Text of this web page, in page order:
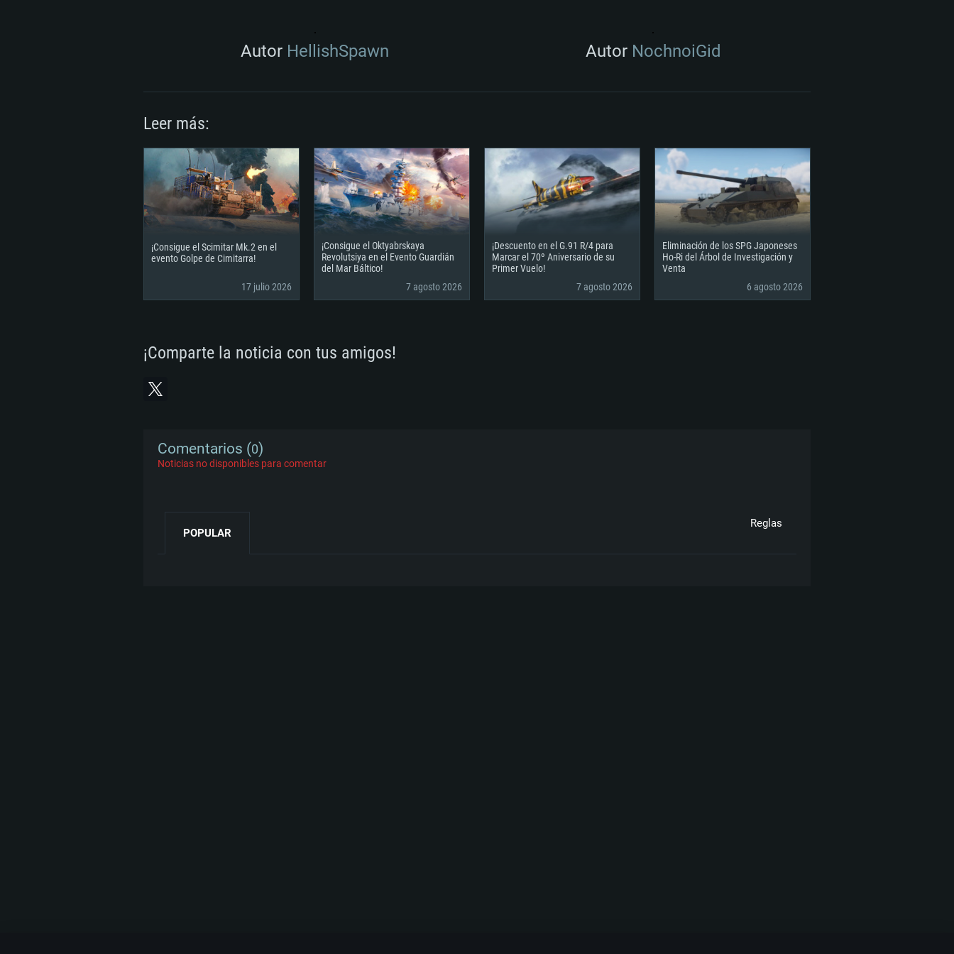
Autor HellishSpawn Autor NochnoiGid
Leer más:
¡Consigue el Scimitar Mk.2 en el
evento Golpe de Cimitarra!
17 julio 2026
¡Consigue el Oktyabrskaya
Revolutsiya en el Evento Guardián
del Mar Báltico!
7 agosto 2026
¡Descuento en el G.91 R/4 para
Marcar el 70º Aniversario de su
Primer Vuelo!
7 agosto 2026
Eliminación de los SPG Japoneses
Ho-Ri del Árbol de Investigación y
Venta
6 agosto 2026
¡Comparte la noticia con tus amigos!
Comentarios (0)
Noticias no disponibles para comentar
Reglas
POPULAR